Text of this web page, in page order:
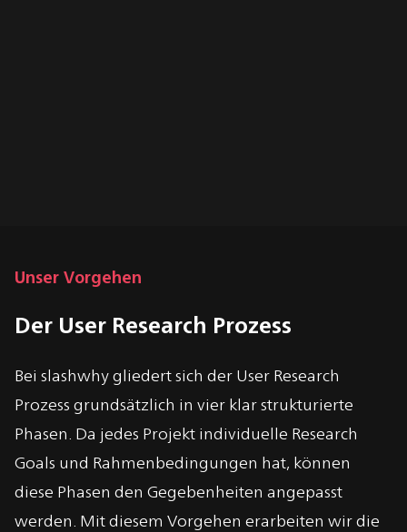
Unser Vorgehen
Der User Research Prozess
Bei slashwhy gliedert sich der User Research
Prozess grundsätzlich in vier klar strukturierte
Phasen. Da jedes Projekt individuelle Research
Goals und Rahmenbedingungen hat, können
diese Phasen den Gegebenheiten angepasst
werden. Mit diesem Vorgehen erarbeiten wir die